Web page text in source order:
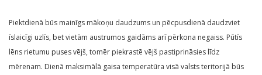
Piektdienā būs mainīgs mākoņu daudzums un pēcpusdienā daudzviet
īslaicīgi uzlīs, bet vietām austrumos gaidāms arī pērkona negaiss. Pūtīs
lēns rietumu puses vējš, tomēr piekrastē vējš pastiprināsies līdz
mērenam. Dienā maksimālā gaisa temperatūra visā valsts teritorijā būs